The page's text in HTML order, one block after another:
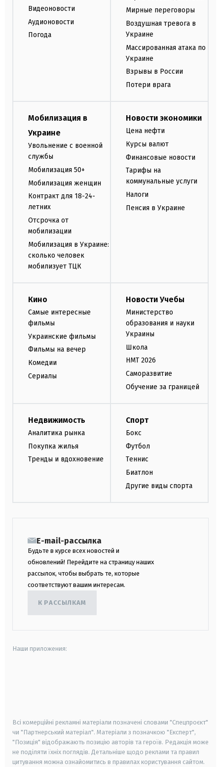
Видеоновости
Аудионовости
Погода
Мирные переговоры
Воздушная тревога в
Украине
Массированная атака по
Украине
Взрывы в России
Потери врага
Мобилизация в
Украине
Увольнение с военной
службы
Мобилизация 50+
Мобилизация женщин
Контракт для 18-24-
летних
Отсрочка от
мобилизации
Мобилизация в Украине:
сколько человек
мобилизует ТЦК
Новости экономики
Цена нефти
Курсы валют
Финансовые новости
Тарифы на
коммунальные услуги
Налоги
Пенсия в Украине
Кино
Самые интересные
фильмы
Украинские фильмы
Фильмы на вечер
Комедии
Сериалы
Новости Учебы
Министерство
образования и науки
Украины
Школа
НМТ 2026
Саморазвитие
Обучение за границей
Недвижимость
Аналитика рынка
Покупка жилья
Тренды и вдохновение
Спорт
Бокс
Футбол
Теннис
Биатлон
Другие виды спорта
E-mail-рассылка
Будьте в курсе всех новостей и
обновлений! Перейдите на страницу наших
рассылок, чтобы выбрать те, которые
соответствуют вашим интересам.
К РАССЫЛКАМ
Наши приложения:
Всі комерційні рекламні матеріали позначені словами "Спецпроєкт"
чи "Партнерський матеріал". Матеріали з позначкою "Експерт",
"Позиція" відображають позицію авторів та героїв. Редакція може
не поділяти їхніх поглядів. Детальніше щодо реклами та правил
цитування можна ознайомитись в правилах користування сайтом.